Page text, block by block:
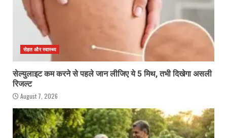
सेहत और स्वास्थ्य
सेल्युलाइट कम करने से पहले जान लीजिए ये 5 मिथ, तभी दिखेगा असली
रिजल्ट
August 7, 2026